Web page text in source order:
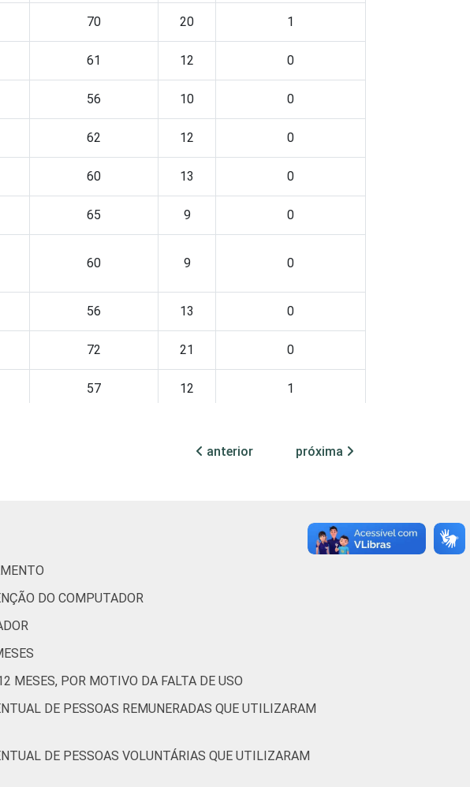
70 20 1
61 12 0
56 10 0
62 12 0
60 13 0
65 9 0
60 9 0
56 13 0
72 21 0
57 12 1
da Informação (Cetic.br), Pesquisa sobre o uso das
- TIC Organizações Sem Fins Lucrativos 2016
anterior próxima
DO COMPUTADOR
MESES, POR MOTIVO DA FALTA DE USO
DE PESSOAS REMUNERADAS QUE UTILIZARAM
DE PESSOAS VOLUNTÁRIAS QUE UTILIZARAM